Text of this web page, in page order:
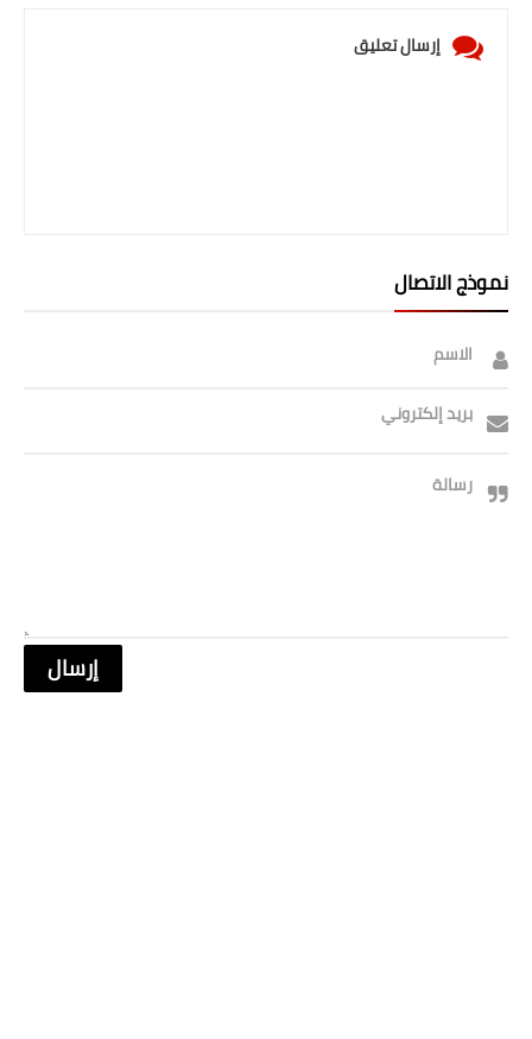
إرسال تعليق
نموذج الاتصال
الاسم
بريد إلكتروني
رسالة